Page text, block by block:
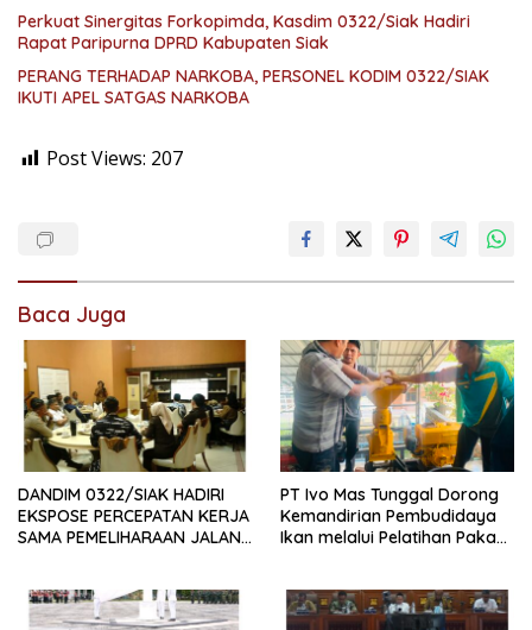
Perkuat Sinergitas Forkopimda, Kasdim 0322/Siak Hadiri
Rapat Paripurna DPRD Kabupaten Siak
PERANG TERHADAP NARKOBA, PERSONEL KODIM 0322/SIAK
IKUTI APEL SATGAS NARKOBA
Post Views: 207
Baca Juga
DANDIM 0322/SIAK HADIRI
EKSPOSE PERCEPATAN KERJA
SAMA PEMELIHARAAN JALAN
INFRASTRUKTUR
PT Ivo Mas Tunggal Dorong
Kemandirian Pembudidaya
Ikan melalui Pelatihan Pakan